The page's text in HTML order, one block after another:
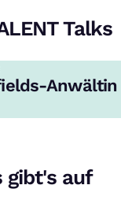
Talks
Anwältin
gibt's auf